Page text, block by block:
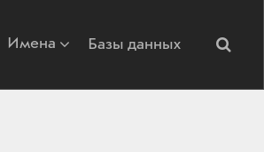
Имена Базы данных